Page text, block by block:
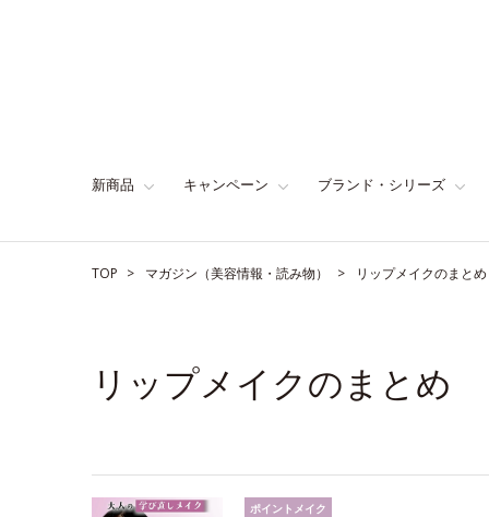
新商品 キャンペーン ブランド・シリーズ
TOP マガジン（美容情報・読み物） リップメイクのまとめ
リップメイクのまとめ
ポイントメイク